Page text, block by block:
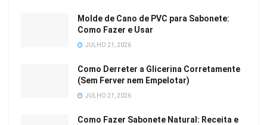
Molde de Cano de PVC para Sabonete:
Como Fazer e Usar
JULHO 21, 2026
Como Derreter a Glicerina Corretamente
(Sem Ferver nem Empelotar)
JULHO 21, 2026
Como Fazer Sabonete Natural: Receita e